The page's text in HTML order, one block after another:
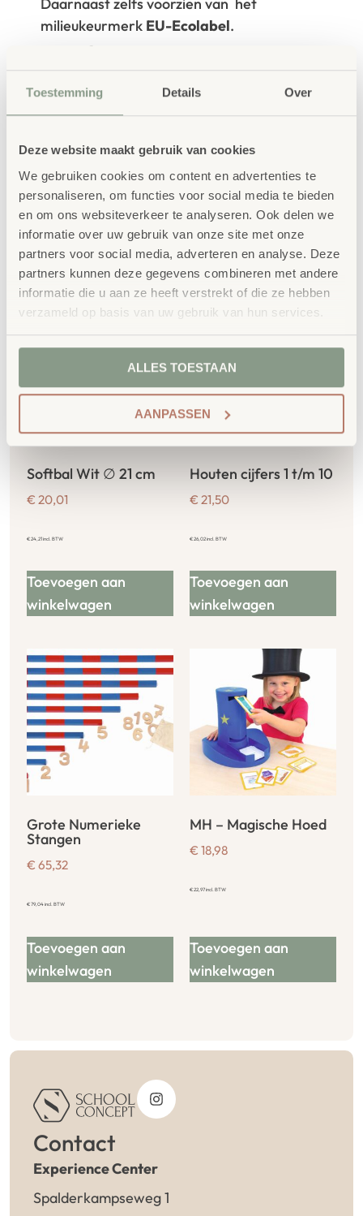
Toestemming Details Over
Deze website maakt gebruik van cookies
We gebruiken cookies om content en advertenties te
personaliseren, om functies voor social media te bieden
en om ons websiteverkeer te analyseren. Ook delen we
informatie over uw gebruik van onze site met onze
partners voor social media, adverteren en analyse. Deze
partners kunnen deze gegevens combineren met andere
informatie die u aan ze heeft verstrekt of die ze hebben
verzameld op basis van uw gebruik van hun services.
ALLES TOESTAAN
AANPASSEN
milieukeurmerk EU-Ecolabel.
Extra informatie
SKU 52215
Gerelateerde
producten
Softbal Wit ∅ 21 cm
€ 20,01
€24,21incl. BTW
Toevoegen aan
winkelwagen
Houten cijfers 1 t/m 10
€ 21,50
€26,02incl. BTW
Toevoegen aan
winkelwagen
Grote Numerieke
Stangen
€ 65,32
€79,04incl. BTW
Toevoegen aan
winkelwagen
MH – Magische Hoed
€ 18,98
€22,97incl. BTW
Toevoegen aan
winkelwagen
Contact
Experience Center
Spalderkampseweg 1